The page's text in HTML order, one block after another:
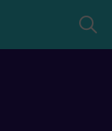
Spremenjeno